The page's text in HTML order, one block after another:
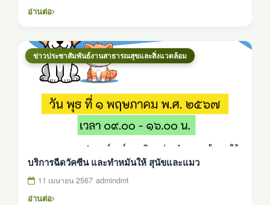
อ่านต่อ
ข่าวประชาสัมพันธ์งานสาธารณสุขและสิ่งแวดล้อม
บริการฉีดวัคซีน และทำหมันให้ สุนัขและแมว
11 เมษายน 2567 admindmt
อ่านต่อ